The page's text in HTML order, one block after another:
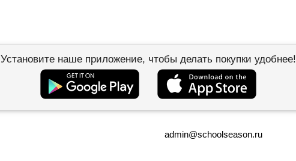
Установите наше приложение, чтобы делать покупки удобнее!
admin@schoolseason.ru